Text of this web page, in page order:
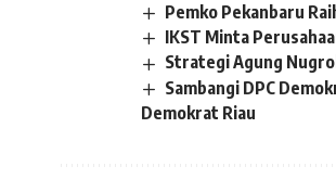
Pemko Pekanbaru
IKST Minta
Strategi Agung
Sambangi DPC
Demokrat Riau